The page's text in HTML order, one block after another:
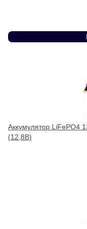
Аккумулятор LiFePO4
(12,8В)